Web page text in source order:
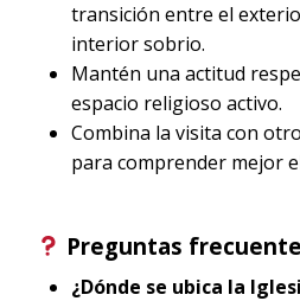
transición entre el
interior sobrio.
Mantén una actitud
espacio religioso activo.
Combina la visita con
para comprender mejor
Preguntas
¿Dónde se ubica la